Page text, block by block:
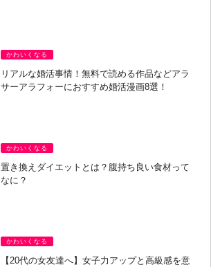
かわいくなる
リアルな婚活事情！無料で読める作品などアラ
サーアラフォーにおすすめ婚活漫画8選！
かわいくなる
置き換えダイエットとは？腹持ち良い食材って
なに？
かわいくなる
【20代の女友達へ】女子力アップと高級感を意